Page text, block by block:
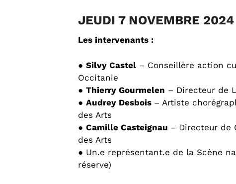
JEUDI 7 NOVEMBRE
Les intervenants :
● Silvy Castel – Conseillère action
Occitanie
● Thierry Gourmelen – Directeur de
● Audrey Desbois – Artiste
des Arts
● Camille Casteignau – Directeur de
des Arts
● Un.e représentant.e de la Scène
réserve)